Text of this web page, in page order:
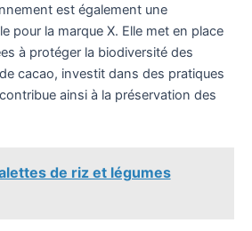
est également une
pour la marque X. Elle met en place
à protéger la biodiversité des
cacao, investit dans des pratiques
ainsi à la préservation des
de riz et légumes